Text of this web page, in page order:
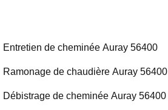
Entretien de cheminée Auray 56400
Ramonage de chaudière Auray 56400
Débistrage de cheminée Auray 56400